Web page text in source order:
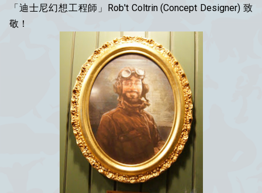
「迪士尼幻想工程師」Rob't Coltrin (Concept Designer) 致
敬！